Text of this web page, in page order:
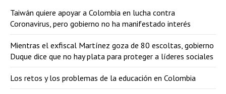
Taiwán quiere apoyar a Colombia en lucha contra
Coronavirus, pero gobierno no ha manifestado interés
Mientras el exfiscal Martínez goza de 80 escoltas, gobierno
Duque dice que no hay plata para proteger a líderes sociales
Los retos y los problemas de la educación en Colombia